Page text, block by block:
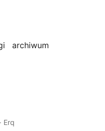
archiwum
Erq